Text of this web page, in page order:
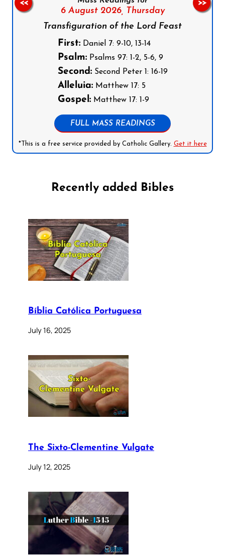
6 August 2026,
Thursday
Transfiguration of the Lord Feast
First:Daniel 7: 9-10, 13-14
Psalm:Psalms 97: 1-2, 5-6, 9
Second:Second Peter 1: 16-19
Alleluia:Matthew 17: 5
Gospel:Matthew 17: 1-9
FULL MASS READINGS
*This is a free service provided by Catholic Gallery. Get it here
<< >>
Recently added Bibles
Bíblia Católica Portuguesa
July 16, 2025
The Sixto-Clementine Vulgate
July 12, 2025